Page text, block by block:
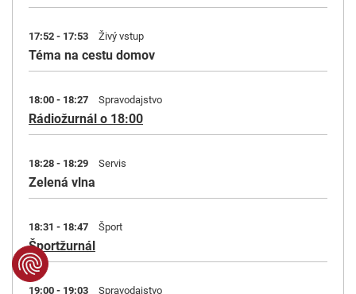
17:52 - 17:53 Živý vstup
Téma na cestu domov
18:00 - 18:27 Spravodajstvo
Rádiožurnál o 18:00
18:28 - 18:29 Servis
Zelená vlna
18:31 - 18:47 Šport
Športžurnál
19:00 - 19:03 Spravodajstvo